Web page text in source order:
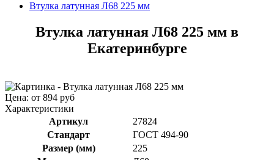
Втулка латунная Л68 225 мм
Втулка латунная Л68 225 мм в
Екатеринбурге
Цена: от 894 руб
Характеристики
Артикул
27824
Стандарт
ГОСТ 494-90
Размер (мм)
225